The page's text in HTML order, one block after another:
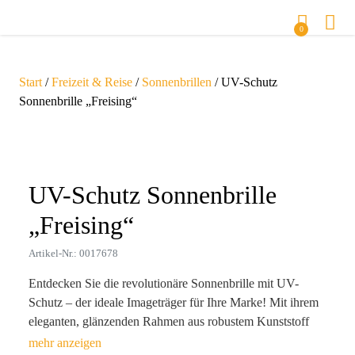
0
Start /Freizeit & Reise / Sonnenbrillen / UV-Schutz
Sonnenbrille „Freising“
UV-Schutz Sonnenbrille
„Freising“
Artikel-Nr.: 0017678
Entdecken Sie die revolutionäre Sonnenbrille mit UV-
Schutz – der ideale Imageträger für Ihre Marke! Mit ihrem
eleganten, glänzenden Rahmen aus robustem Kunststoff
und Metall ist dieses Produkt nicht nur ein praktisches